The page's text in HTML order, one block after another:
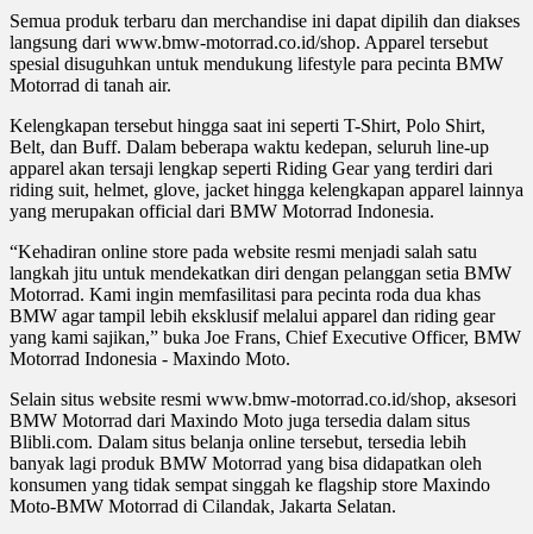
Semua produk terbaru dan merchandise ini dapat dipilih dan diakses
langsung dari www.bmw-motorrad.co.id/shop. Apparel tersebut
spesial disuguhkan untuk mendukung lifestyle para pecinta BMW
Motorrad di tanah air.
Kelengkapan tersebut hingga saat ini seperti T-Shirt, Polo Shirt,
Belt, dan Buff. Dalam beberapa waktu kedepan, seluruh line-up
apparel akan tersaji lengkap seperti Riding Gear yang terdiri dari
riding suit, helmet, glove, jacket hingga kelengkapan apparel lainnya
yang merupakan official dari BMW Motorrad Indonesia.
“Kehadiran online store pada website resmi menjadi salah satu
langkah jitu untuk mendekatkan diri dengan pelanggan setia BMW
Motorrad. Kami ingin memfasilitasi para pecinta roda dua khas
BMW agar tampil lebih eksklusif melalui apparel dan riding gear
yang kami sajikan,” buka Joe Frans, Chief Executive Officer, BMW
Motorrad Indonesia - Maxindo Moto.
Selain situs website resmi www.bmw-motorrad.co.id/shop, aksesori
BMW Motorrad dari Maxindo Moto juga tersedia dalam situs
Blibli.com. Dalam situs belanja online tersebut, tersedia lebih
banyak lagi produk BMW Motorrad yang bisa didapatkan oleh
konsumen yang tidak sempat singgah ke flagship store Maxindo
Moto-BMW Motorrad di Cilandak, Jakarta Selatan.